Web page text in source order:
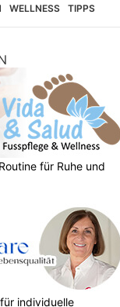
WELLNESS TIPPS
für Ruhe und
individuelle